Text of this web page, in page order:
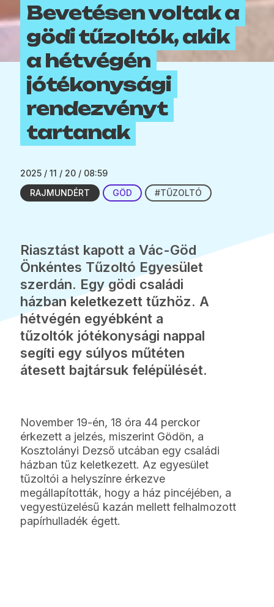
Bevetésen voltak a
gödi tűzoltók, akik
a hétvégén
jótékonysági
rendezvényt
tartanak
2025 / 11 / 20 / 08:59
RAJMUNDÉRT
GÖD #TŰZOLTÓ
Riasztást kapott a Vác-Göd
Önkéntes Tűzoltó Egyesület
szerdán. Egy gödi családi
házban keletkezett tűzhöz. A
hétvégén egyébként a
tűzoltók jótékonysági nappal
segíti egy súlyos műtéten
átesett bajtársuk felépülését.
November 19-én, 18 óra 44 perckor
érkezett a jelzés, miszerint Gödön, a
Kosztolányi Dezső utcában egy családi
házban tűz keletkezett. Az egyesület
tűzoltói a helyszínre érkezve
megállapították, hogy a ház pincéjében, a
vegyestüzelésű kazán mellett felhalmozott
papírhulladék égett.